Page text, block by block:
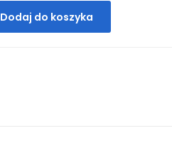
Dodaj do koszyka